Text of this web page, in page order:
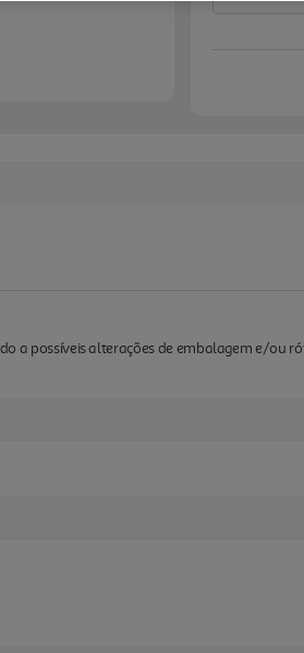
a possíveis alterações de embalagem e/ou